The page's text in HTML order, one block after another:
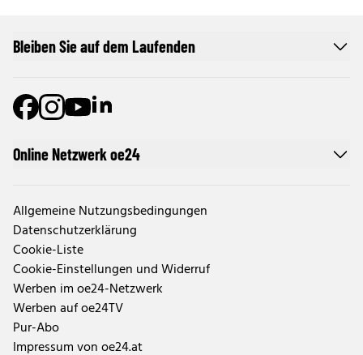
Online Netzwerk oe24
Allgemeine Nutzungsbedingungen
Datenschutzerklärung
Cookie-Liste
Cookie-Einstellungen und Widerruf
Werben im oe24-Netzwerk
Werben auf oe24TV
Pur-Abo
Impressum von oe24.at
Bleiben Sie auf dem Laufenden